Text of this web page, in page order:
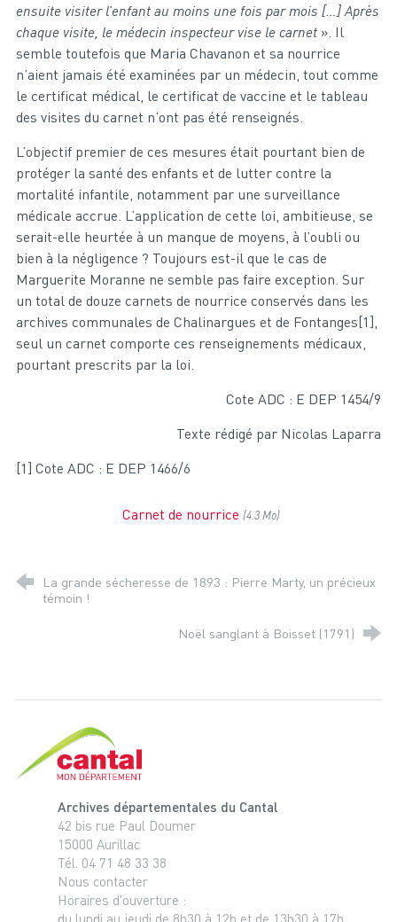
ensuite visiter l’enfant au moins une fois par mois […] Après
chaque visite, le médecin inspecteur vise le carnet». Il
semble toutefois que Maria Chavanon et sa nourrice
n’aient jamais été examinées par un médecin, tout comme
le certificat médical, le certificat de vaccine et le tableau
des visites du carnet n’ont pas été renseignés.
L’objectif premier de ces mesures était pourtant bien de
protéger la santé des enfants et de lutter contre la
mortalité infantile, notamment par une surveillance
médicale accrue. L’application de cette loi, ambitieuse, se
serait-elle heurtée à un manque de moyens, à l’oubli ou
bien à la négligence ? Toujours est-il que le cas de
Marguerite Moranne ne semble pas faire exception. Sur
un total de douze carnets de nourrice conservés dans les
archives communales de Chalinargues et de Fontanges[1],
seul un carnet comporte ces renseignements médicaux,
pourtant prescrits par la loi.
Cote ADC : E DEP 1454/9
Texte rédigé par Nicolas Laparra
[1] Cote ADC : E DEP 1466/6
Carnet de nourrice (4.3 Mo)
La grande sécheresse de 1893 : Pierre Marty, un précieux
témoin !
Noël sanglant à Boisset (1791)
Archives départementales du Cantal
42 bis rue Paul Doumer
15000 Aurillac
Tél. 04 71 48 33 38
Nous contacter
Horaires d'ouverture :
du lundi au jeudi de 8h30 à 12h et de 13h30 à 17h.